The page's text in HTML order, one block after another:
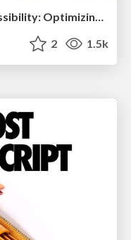
SERP Conf. Vienna - Web Accessibility: Optimizing for Inclusivity and SEO
2 1.5k